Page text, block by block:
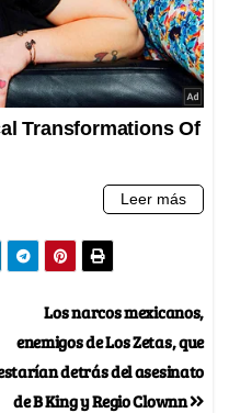
Los narcos mexicanos,
enemigos de Los Zetas, que
detrás del asesinato
de B King y Regio Clownn